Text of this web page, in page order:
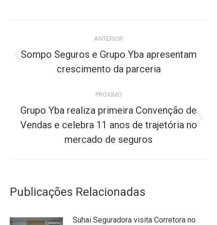
de
ANTERIOR
Post
anterior:
Sompo Seguros e Grupo Yba apresentam
crescimento da parceria
PRÓXIMO
Próximo
Grupo Yba realiza primeira Convenção de
Vendas e celebra 11 anos de trajetória no
mercado de seguros
Publicações Relacionadas
Suhai Seguradora visita Corretora no